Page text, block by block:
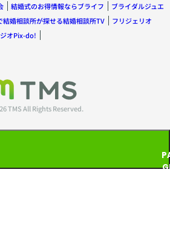
結婚式のお得情報ならブライフ
ブライダルジュエ
結婚相談所が探せる結婚相談所TV
フリジェリオ
オPix-do!
TMS All Rights Reserved.